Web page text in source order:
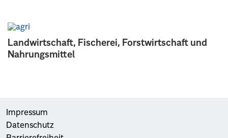
Landwirtschaft, Fischerei, Forstwirtschaft und
Nahrungsmittel
Impressum
Datenschutz